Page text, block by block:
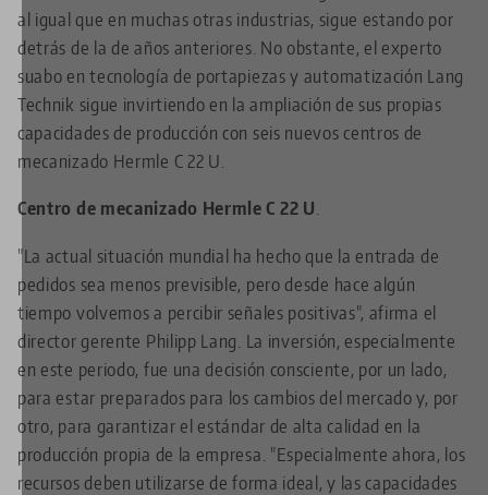
al igual que en muchas otras industrias, sigue estando por
detrás de la de años anteriores. No obstante, el experto
suabo en tecnología de portapiezas y automatización Lang
Technik sigue invirtiendo en la ampliación de sus propias
capacidades de producción con seis nuevos centros de
mecanizado Hermle C 22 U.
Centro de mecanizado Hermle C 22 U
"La actual situación mundial ha hecho que la entrada de
pedidos sea menos previsible, pero desde hace algún
tiempo volvemos a percibir señales positivas", afirma el
director gerente Philipp Lang. La inversión, especialmente
en este periodo, fue una decisión consciente, por un lado,
para estar preparados para los cambios del mercado y, por
otro, para garantizar el estándar de alta calidad en la
producción propia de la empresa. "Especialmente ahora, los
recursos deben utilizarse de forma ideal, y las capacidades